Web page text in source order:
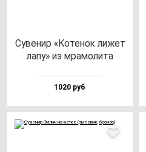
Суве­нир «Коте­нок ли­жет
ла­пу» из мра­мо­ли­та
1020 руб